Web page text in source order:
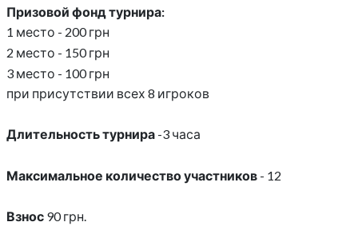
Призовой фонд турнира:
1 место - 200 грн
2 место - 150 грн
3 место - 100 грн
при присутствии всех 8 игроков
Длительность турнира -3 часа
Максимальное количество участников - 12
Взнос 90 грн.